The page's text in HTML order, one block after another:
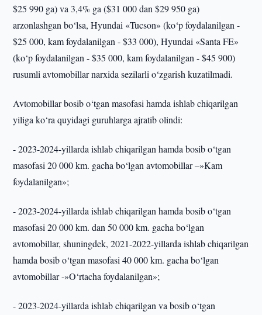
$25 990 ga) va 3,4% ga ($31 000 dan $29 950 ga)
arzonlashgan bo‘lsa, Hyundai «Tucson» (ko‘p foydalanilgan -
$25 000, kam foydalanilgan - $33 000), Hyundai «Santa FE»
(ko‘p foydalanilgan - $35 000, kam foydalanilgan - $45 900)
rusumli avtomobillar narxida sezilarli o‘zgarish kuzatilmadi.
Avtomobillar bosib o‘tgan masofasi hamda ishlab chiqarilgan
yiliga ko‘ra quyidagi guruhlarga ajratib olindi:
- 2023-2024-yillarda ishlab chiqarilgan hamda bosib o‘tgan
masofasi 20 000 km. gacha bo‘lgan avtomobillar –»Kam
foydalanilgan»;
- 2023-2024-yillarda ishlab chiqarilgan hamda bosib o‘tgan
masofasi 20 000 km. dan 50 000 km. gacha bo‘lgan
avtomobillar, shuningdek, 2021-2022-yillarda ishlab chiqarilgan
hamda bosib o‘tgan masofasi 40 000 km. gacha bo‘lgan
avtomobillar -»O‘rtacha foydalanilgan»;
- 2023-2024-yillarda ishlab chiqarilgan va bosib o‘tgan